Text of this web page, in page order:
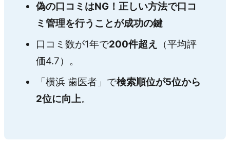
偽の口コミはNG！正しい方法で口コ
ミ管理を行うことが成功の鍵
口コミ数が1年で200件超え
（平均評
価4.7）。
「横浜 歯医者」で検索順位が5位から
2位に向上。